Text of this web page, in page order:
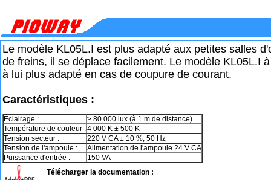
Le modèle KL05L.I est plus adapté aux petites salles
de freins, il se déplace facilement. Le modèle KL05L.I
à lui plus adapté en cas de coupure de courant.
Caractéristiques :
Éclairage :
≥ 80 000 lux (à 1 m de distance)
Température de couleur :4 000 K ± 500 K
Tension secteur :
220 V CA ± 10 %, 50 Hz
Tension de l'ampoule :
Alimentation de l'ampoule 24 V CA
Puissance d'entrée :
150 VA
Télécharger la documentation :